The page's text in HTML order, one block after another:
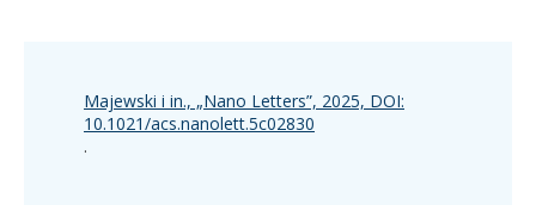
Majewski i in., „Nano Letters”, 2025, DOI:
10.1021/acs.nanolett.5c02830
.